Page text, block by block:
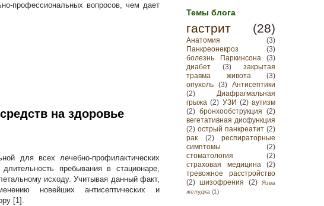
профессиональных вопросов, чем дает
на здоровье
для всех лечебно-профилактических
пребывания в стационаре,
исходу. Учитывая данный факт,
новейших антисептических и
[1].
Темы блога
гастрит (28)
Анатомия
(3)
Панкреонекроз
(3)
болезнь Паркинсона
(3)
диабет
(3)
закрытая
травма живота
(3)
опухоль
(3)
Антисептики
(2)
Диафрагмальная
грыжа (2) УЗИ (2) аутизм
(2) бронхообструкция
(2)
вегетативная дисфункция
(2) острый панкреатит (2)
рак
(2)
респираторные
симптомы
(2)
стоматология
(2)
страховая медицина
(2)
тревожное расстройство
(2) шизофрения (2)
Язва
желудка (1)